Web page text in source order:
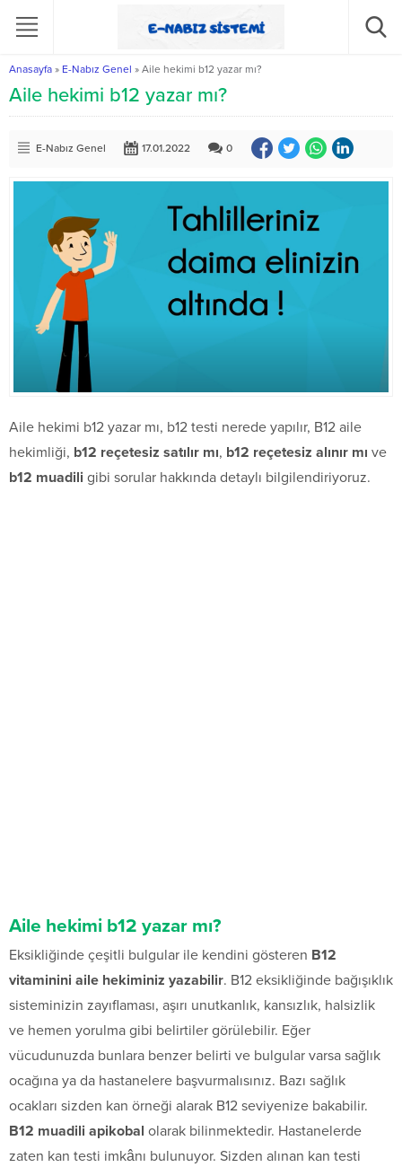
Anasayfa » E-Nabız Genel » Aile hekimi b12 yazar mı?
Aile hekimi b12 yazar mı?
E-Nabız Genel 17.01.2022 0
Aile hekimi b12 yazar mı, b12 testi nerede yapılır, B12 aile
hekimliği, b12 reçetesiz satılır mı, b12 reçetesiz alınır mı ve
b12 muadili gibi sorular hakkında detaylı bilgilendiriyoruz.
Aile hekimi b12 yazar mı?
Eksikliğinde çeşitli bulgular ile kendini gösteren B12
vitaminini aile hekiminiz yazabilir. B12 eksikliğinde bağışıklık
sisteminizin zayıflaması, aşırı unutkanlık, kansızlık, halsizlik
ve hemen yorulma gibi belirtiler görülebilir. Eğer
vücudunuzda bunlara benzer belirti ve bulgular varsa sağlık
ocağına ya da hastanelere başvurmalısınız. Bazı sağlık
ocakları sizden kan örneği alarak B12 seviyenize bakabilir.
B12 muadili apikobal olarak bilinmektedir. Hastanelerde
zaten kan testi imkânı bulunuyor. Sizden alınan kan testi